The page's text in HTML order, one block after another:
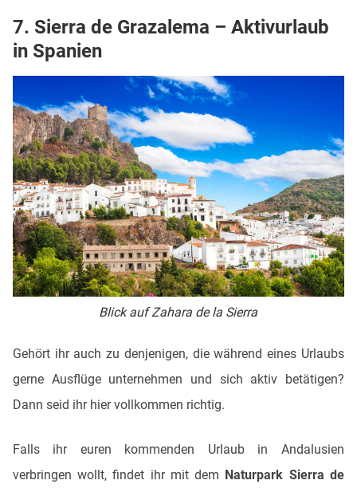
7. Sierra de Grazalema – Aktivurlaub
in Spanien
Blick auf Zahara de la Sierra
Gehört ihr auch zu denjenigen, die während eines Urlaubs
gerne Ausflüge unternehmen und sich aktiv betätigen?
Dann seid ihr hier vollkommen richtig.
Falls ihr euren kommenden Urlaub in Andalusien
verbringen wollt, findet ihr mit dem Naturpark Sierra de